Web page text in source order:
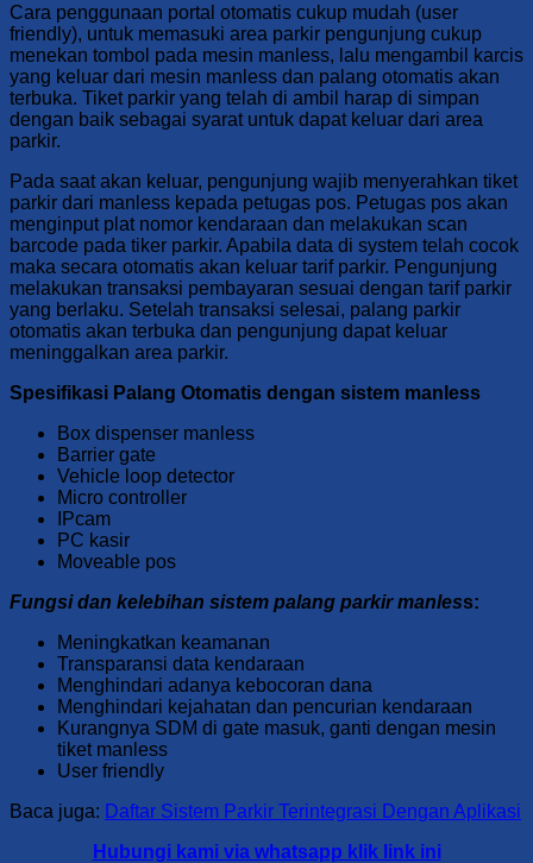
Cara penggunaan portal otomatis cukup mudah (user
friendly), untuk memasuki area parkir pengunjung cukup
menekan tombol pada mesin manless, lalu mengambil karcis
yang keluar dari mesin manless dan palang otomatis akan
terbuka. Tiket parkir yang telah di ambil harap di simpan
dengan baik sebagai syarat untuk dapat keluar dari area
parkir.
Pada saat akan keluar, pengunjung wajib menyerahkan tiket
parkir dari manless kepada petugas pos. Petugas pos akan
menginput plat nomor kendaraan dan melakukan scan
barcode pada tiker parkir. Apabila data di system telah cocok
maka secara otomatis akan keluar tarif parkir. Pengunjung
melakukan transaksi pembayaran sesuai dengan tarif parkir
yang berlaku. Setelah transaksi selesai, palang parkir
otomatis akan terbuka dan pengunjung dapat keluar
meninggalkan area parkir.
Spesifikasi Palang Otomatis dengan sistem manless
Box dispenser manless
Barrier gate
Vehicle loop detector
Micro controller
IPcam
PC kasir
Moveable pos
Fungsi dan kelebihan sistem palang parkir manless:
Meningkatkan keamanan
Transparansi data kendaraan
Menghindari adanya kebocoran dana
Menghindari kejahatan dan pencurian kendaraan
Kurangnya SDM di gate masuk, ganti dengan mesin
tiket manless
User friendly
Baca juga: Daftar Sistem Parkir Terintegrasi Dengan Aplikasi
Hubungi kami via whatsapp klik link ini